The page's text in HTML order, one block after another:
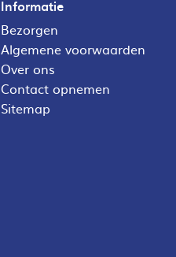
Informatie
Bezorgen
Algemene voorwaarden
Over ons
Contact opnemen
Sitemap